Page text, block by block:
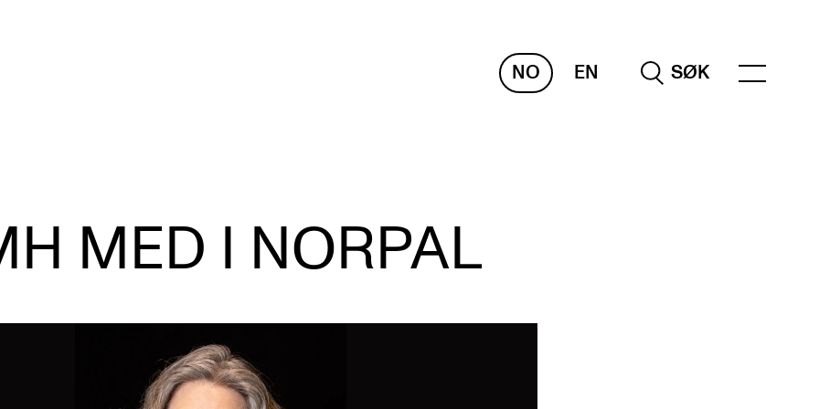
NO EN SØK
Gjennomføre konserter og arrangementer
Plakat, program og markedsføring
Interne konserter og arrangementer
Canvas
IT og digitale tjenester
MED I NORPAL